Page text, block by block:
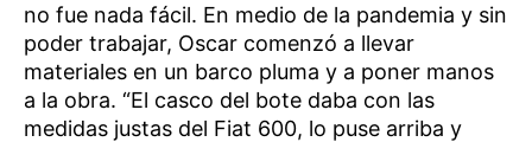
no fue nada fácil. En medio de la pandemia y sin
poder trabajar, Oscar comenzó a llevar
materiales en un barco pluma y a poner manos
a la obra. “El casco del bote daba con las
medidas justas del Fiat 600, lo puse arriba y